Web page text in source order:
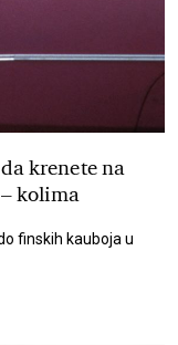
krenete na
kolima
finskih kauboja u